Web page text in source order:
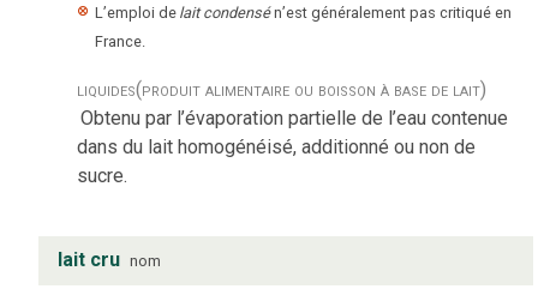
L’emploi de lait condensén’est généralement pas critiqué en
France.
liquides(produit alimentaire ou boisson à base de lait)
Obtenu par l’évaporation partielle de l’eau contenue
dans du lait homogénéisé, additionné ou non de
sucre.
lait cru nom